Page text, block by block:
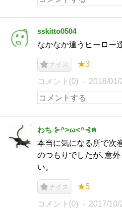
sskitto0504
なかなか違うヒーロー
ナイス ★3
コメント(0) 2018/01/
わち ⊱^>ω<^⊰ฅ
本当に気になる所で次
のつもりでしたが､意
い。
ナイス ★5
コメント(0) 2017/10/